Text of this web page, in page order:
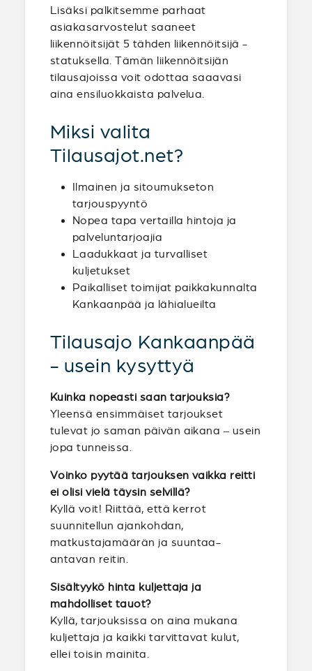
Lisäksi palkitsemme parhaat
asiakasarvostelut saaneet
liikennöitsijät 5 tähden liikennöitsijä -
statuksella. Tämän liikennöitsijän
tilausajoissa voit odottaa saaavasi
aina ensiluokkaista palvelua.
Miksi valita
Tilausajot.net?
Ilmainen ja sitoumukseton
tarjouspyyntö
Nopea tapa vertailla hintoja ja
palveluntarjoajia
Laadukkaat ja turvalliset
kuljetukset
Paikalliset toimijat paikkakunnalta
Kankaanpää ja lähialueilta
Tilausajo Kankaanpää
- usein kysyttyä
Kuinka nopeasti saan tarjouksia?
Yleensä ensimmäiset tarjoukset
tulevat jo saman päivän aikana – usein
jopa tunneissa.
Voinko pyytää tarjouksen vaikka reitti
ei olisi vielä täysin selvillä?
Kyllä voit! Riittää, että kerrot
suunnitellun ajankohdan,
matkustajamäärän ja suuntaa-
antavan reitin.
Sisältyykö hinta kuljettaja ja
mahdolliset tauot?
Kyllä, tarjouksissa on aina mukana
kuljettaja ja kaikki tarvittavat kulut,
ellei toisin mainita.